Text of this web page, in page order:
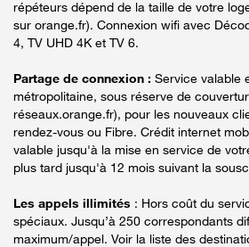
répéteurs dépend de la taille de votre
sur orange.fr). Connexion wifi avec
4, TV UHD 4K et TV 6.
Partage de connexion : Service valable
métropolitaine, sous réserve de
réseaux.orange.fr), pour les nouveaux
rendez-vous ou Fibre. Crédit internet
valable jusqu'à la mise en service de
plus tard jusqu'à 12 mois suivant la
Les appels illimités : Hors coût du
spéciaux. Jusqu’à 250 correspondants
maximum/appel. Voir la liste des